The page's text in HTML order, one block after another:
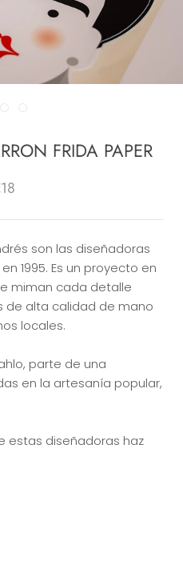
FRIDA PAPER
son las diseñadoras
1995. Es un proyecto en
miman cada detalle
de alta calidad de mano
locales.
parte de una
en la artesanía popular,
estas diseñadoras haz